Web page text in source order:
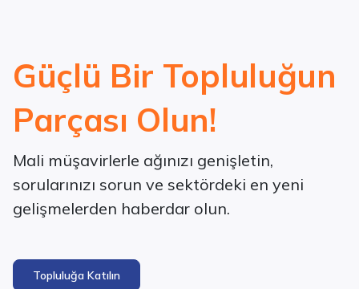
Güçlü Bir Topluluğun
Parçası Olun!
Mali müşavirlerle ağınızı genişletin,
sorularınızı sorun ve sektördeki en yeni
gelişmelerden haberdar olun.
Topluluğa Katılın